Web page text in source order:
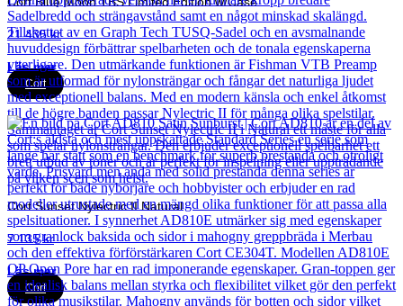
21 435kr
Läs mer
Cort
Cort Sunset Nylectric II Natural
7 135kr
Läs mer
Cort